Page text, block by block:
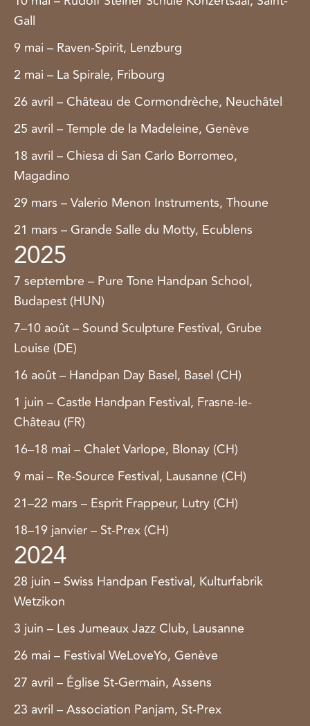
Gall
9 mai – Raven-Spirit, Lenzburg
2 mai – La Spirale, Fribourg
26 avril – Château de Cormondrèche, Neuchâtel
25 avril – Temple de la Madeleine, Genève
18 avril – Chiesa di San Carlo Borromeo,
Magadino
29 mars – Valerio Menon Instruments, Thoune
21 mars – Grande Salle du Motty, Ecublens
2025
7 septembre – Pure Tone Handpan School,
Budapest (HUN)
7–10 août – Sound Sculpture Festival, Grube
Louise (DE)
16 août – Handpan Day Basel, Basel (CH)
1 juin – Castle Handpan Festival, Frasne-le-
Château (FR)
16–18 mai – Chalet Varlope, Blonay (CH)
9 mai – Re-Source Festival, Lausanne (CH)
21–22 mars – Esprit Frappeur, Lutry (CH)
18–19 janvier – St-Prex (CH)
2024
28 juin – Swiss Handpan Festival, Kulturfabrik
Wetzikon
3 juin – Les Jumeaux Jazz Club, Lausanne
26 mai – Festival WeLoveYo, Genève
27 avril – Église St-Germain, Assens
23 avril – Association Panjam, St-Prex